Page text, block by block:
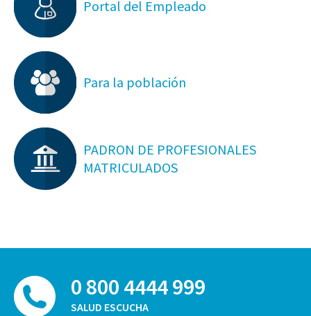
Portal del Empleado
Para la población
PADRON DE PROFESIONALES
MATRICULADOS
0 800 4444 999
SALUD ESCUCHA